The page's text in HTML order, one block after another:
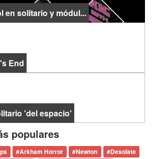
en solitario y módul...
End
'del espacio'
populares
#Arkham Horror #Newton #Desolate